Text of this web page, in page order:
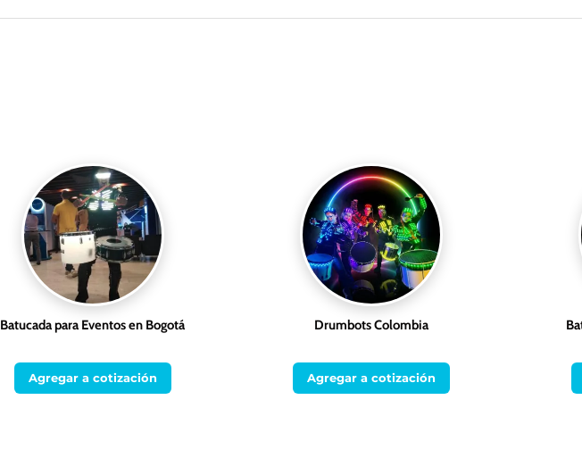
Batucada para Eventos en Bogotá
Agregar a cotización
Drumbots Colombia
Agregar a cotización